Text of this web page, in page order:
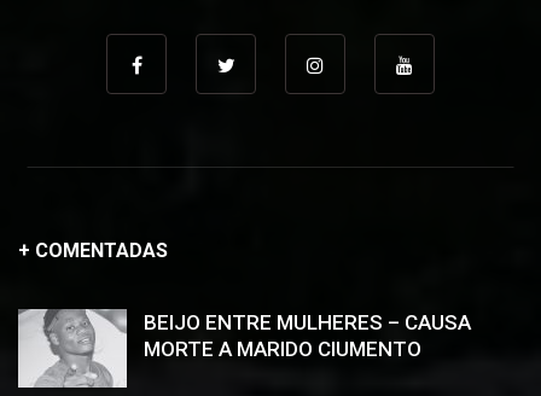
+ COMENTADAS
BEIJO ENTRE MULHERES – CAUSA
MORTE A MARIDO CIUMENTO